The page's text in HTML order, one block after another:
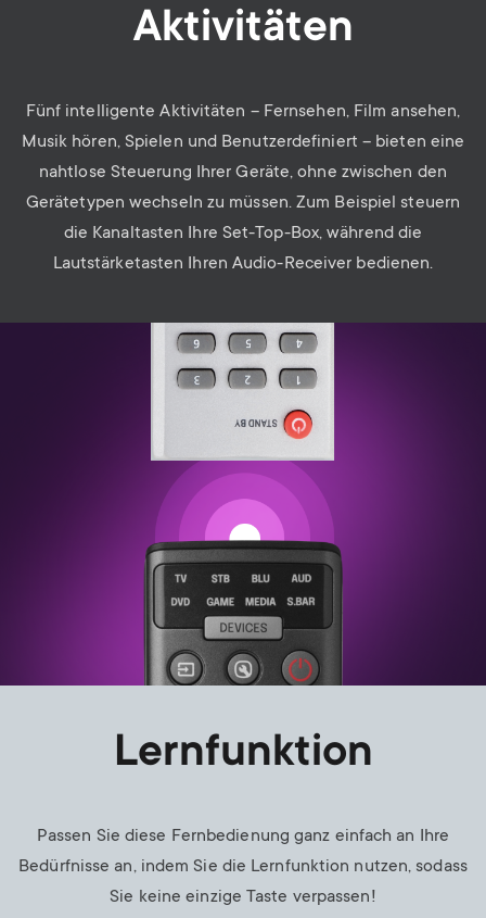
Aktivitäten
Fünf intelligente Aktivitäten – Fernsehen, Film ansehen,
Musik hören, Spielen und Benutzerdefiniert – bieten eine
nahtlose Steuerung Ihrer Geräte, ohne zwischen den
Gerätetypen wechseln zu müssen. Zum Beispiel steuern
die Kanaltasten Ihre Set-Top-Box, während die
Lautstärketasten Ihren Audio-Receiver bedienen.
Lernfunktion
Passen Sie diese Fernbedienung ganz einfach an Ihre
Bedürfnisse an, indem Sie die Lernfunktion nutzen, sodass
Sie keine einzige Taste verpassen!